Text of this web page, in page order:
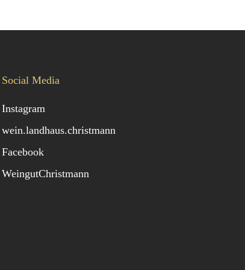
Social Media
Instagram
wein.landhaus.christmann
Facebook
WeingutChristmann